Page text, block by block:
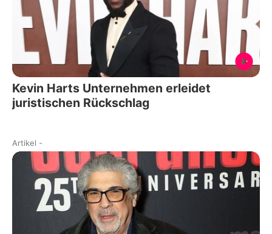
Kevin Harts Unternehmen erleidet
juristischen Rückschlag
Artikel -